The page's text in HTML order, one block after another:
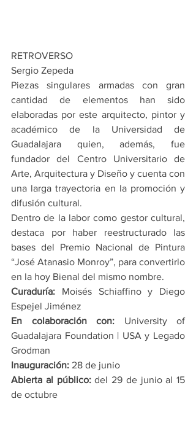
RETROVERSO
Sergio Zepeda
Piezas singulares armadas con gran
cantidad de elementos han sido
elaboradas por este arquitecto, pintor y
académico de la Universidad de
Guadalajara quien, además, fue
fundador del Centro Universitario de
Arte, Arquitectura y Diseño y cuenta con
una larga trayectoria en la promoción y
difusión cultural.
Dentro de la labor como gestor cultural,
destaca por haber reestructurado las
bases del Premio Nacional de Pintura
“José Atanasio Monroy”, para convertirlo
en la hoy Bienal del mismo nombre.
Curaduría: Moisés Schiaffino y Diego
Espejel Jiménez
En colaboración con: University of
Guadalajara Foundation | USA y Legado
Grodman
Inauguración: 28 de junio
Abierta al público: del 29 de junio al 15
de octubre